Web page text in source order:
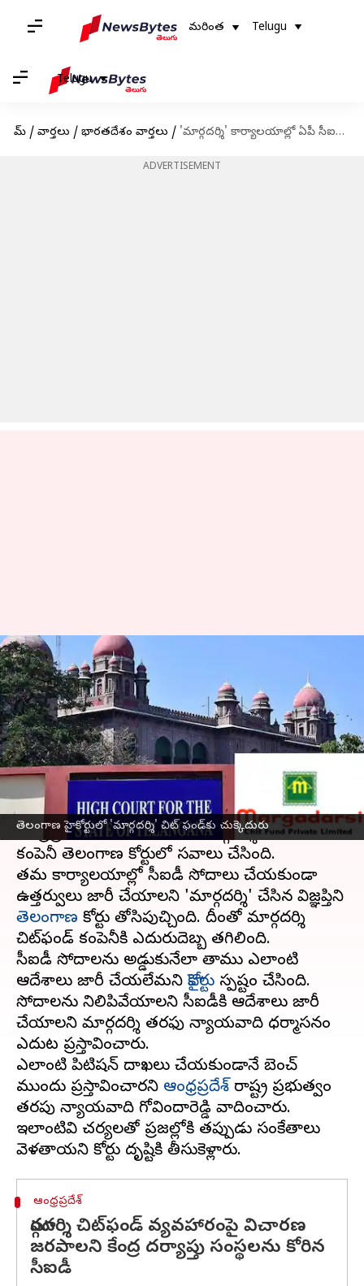
మరింత Telugu
Telugu
హోమ్ / వార్తలు / భారతదేశం వార్తలు / 'మార్గదర్శి' కార్యాలయాల్లో ఏపీ సీఐడీ సోదాలను ఆపలేము: తెలంగాణ హైకోర్టు
ADVERTISEMENT
తెలంగాణ హైకోర్టులో 'మార్గదర్శి' చిట్ ఫండ్‌కు చుక్కెదురు
'మార్గదర్శి' కార్యాలయాల్లో ఏపీ సీఐడీ
సోదాలను ఆపలేము: తెలంగాణ
హైకోర్టు
వ్రాసిన వారు Stalin Apr 13, 2023 10:59 am
ఈ వార్తాకథనం ఏంటి
హైదరాబాద్‌లోని తమ కార్యాలయాల్లో జరుగుతున్న
ఆంధ్రప్రదేశ్ సీఐడీ సోదాలను 'మార్గదర్శి' చిట్‌ఫండ్‌
కంపెనీ తెలంగాణ హైకోర్టులో సవాలు చేసింది.
తమ కార్యాలయాల్లో సీఐడీ సోదాలు చేయకుండా
ఉత్తర్వులు జారీ చేయాలని 'మార్గదర్శి' చేసిన విజ్ఞప్తిని
తెలంగాణ హైకోర్టు తోసిపుచ్చింది. దీంతో మార్గదర్శి
చిట్‌ఫండ్‌ కంపెనీకి ఎదురుదెబ్బ తగిలింది.
సీఐడీ సోదాలను అడ్డుకునేలా తాము ఎలాంటి
ఆదేశాలు జారీ చేయలేమనిహైకోర్టు స్పష్టం చేసింది.
సోదాలను నిలిపివేయాలని సీఐడీకి ఆదేశాలు జారీ
చేయాలని మార్గదర్శి తరఫు న్యాయవాది ధర్మాసనం
ఎదుట ప్రస్తావించారు.
ఎలాంటి పిటిషన్‌ దాఖలు చేయకుండానే బెంచ్‌
ముందు ప్రస్తావించారని ఆంధ్రప్రదేశ్ రాష్ట్ర ప్రభుత్వం
తరపు న్యాయవాది గోవిందారెడ్డి వాదించారు.
ఇలాంటివి చర్యలతో ప్రజల్లోకి తప్పుడు సంకేతాలు
ఆంధ్రప్రదేశ్
మార్గదర్శి చిట్‌ఫండ్‌ వ్యవహారంపై విచారణ
జరపాలని కేంద్ర దర్యాప్తు సంస్థలను కోరిన
సీఐడీ